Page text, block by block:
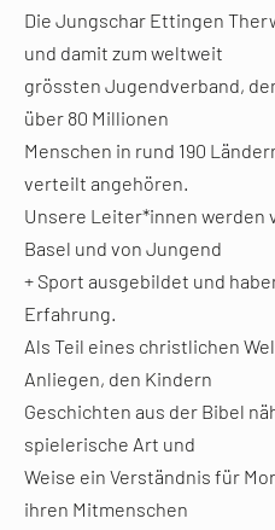
Die Jungschar Ettingen
und damit zum weltweit
grössten Jugendverband,
über 80 Millionen
Menschen in rund 190
verteilt angehören.
Unsere Leiter*innen werden
Basel und von Jungend
+ Sport ausgebildet und
Erfahrung.
Als Teil eines christlichen
Anliegen, den Kindern
Geschichten aus der Bibel
spielerische Art und
Weise ein Verständnis für
ihren Mitmenschen